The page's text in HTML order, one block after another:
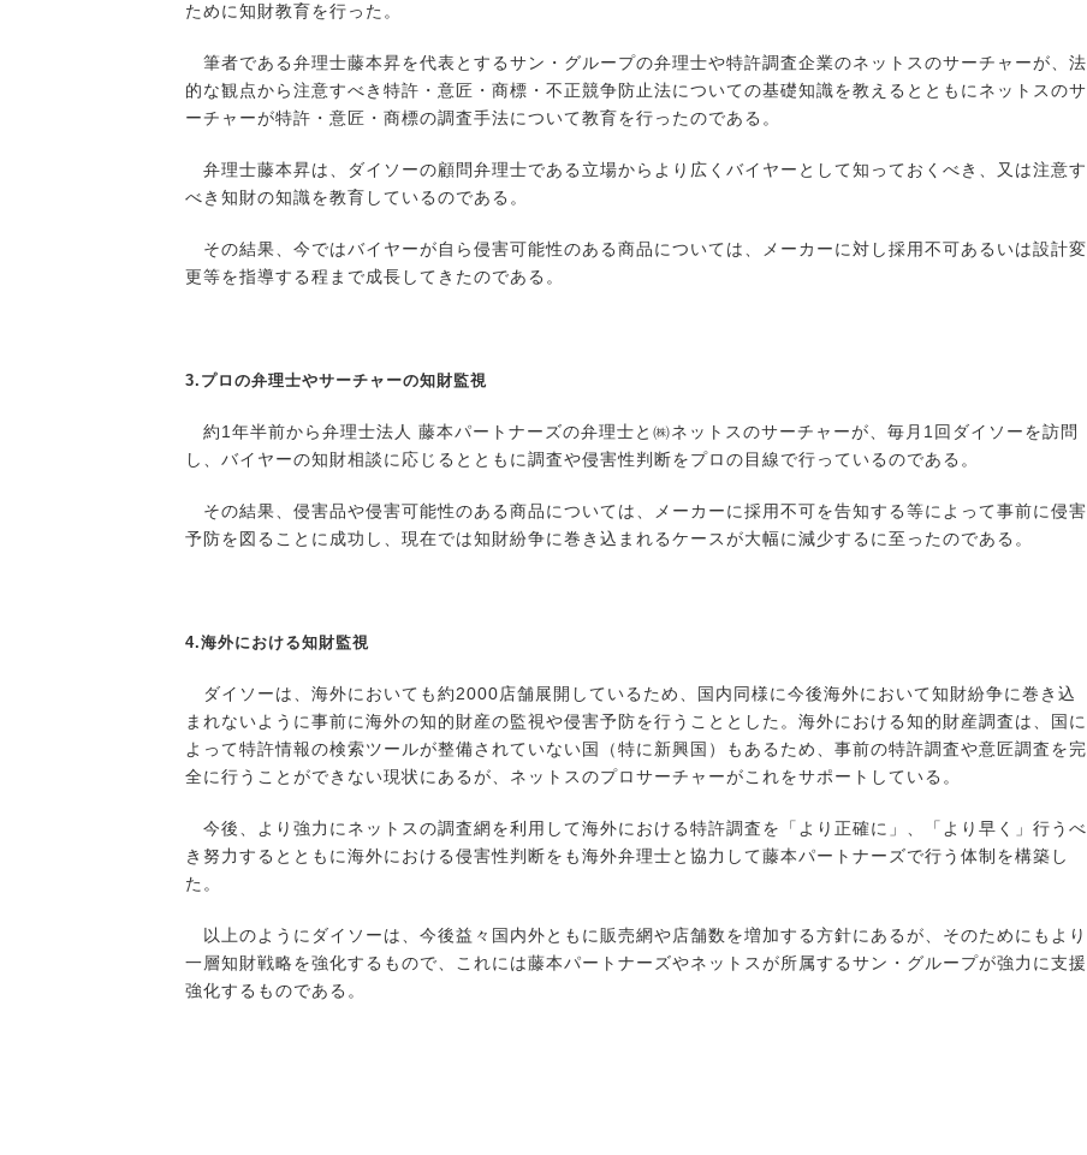
ために知財教育を行った。
筆者である弁理士藤本昇を代表とするサン・グループの弁理士や特許調査企業のネットスのサーチャーが、法
的な観点から注意すべき特許・意匠・商標・不正競争防止法についての基礎知識を教えるとともにネットスのサ
ーチャーが特許・意匠・商標の調査手法について教育を行ったのである。
弁理士藤本昇は、ダイソーの顧問弁理士である立場からより広くバイヤーとして知っておくべき、又は注意す
べき知財の知識を教育しているのである。
その結果、今ではバイヤーが自ら侵害可能性のある商品については、メーカーに対し採用不可あるいは設計変
更等を指導する程まで成長してきたのである。
3.プロの弁理士やサーチャーの知財監視
約1年半前から弁理士法人 藤本パートナーズの弁理士と㈱ネットスのサーチャーが、毎月1回ダイソーを訪問
し、バイヤーの知財相談に応じるとともに調査や侵害性判断をプロの目線で行っているのである。
その結果、侵害品や侵害可能性のある商品については、メーカーに採用不可を告知する等によって事前に侵害
予防を図ることに成功し、現在では知財紛争に巻き込まれるケースが大幅に減少するに至ったのである。
4.海外における知財監視
ダイソーは、海外においても約2000店舗展開しているため、国内同様に今後海外において知財紛争に巻き込
まれないように事前に海外の知的財産の監視や侵害予防を行うこととした。海外における知的財産調査は、国に
よって特許情報の検索ツールが整備されていない国（特に新興国）もあるため、事前の特許調査や意匠調査を完
全に行うことができない現状にあるが、ネットスのプロサーチャーがこれをサポートしている。
今後、より強力にネットスの調査網を利用して海外における特許調査を「より正確に」、「より早く」行うべ
き努力するとともに海外における侵害性判断をも海外弁理士と協力して藤本パートナーズで行う体制を構築し
た。
以上のようにダイソーは、今後益々国内外ともに販売網や店舗数を増加する方針にあるが、そのためにもより
一層知財戦略を強化するもので、これには藤本パートナーズやネットスが所属するサン・グループが強力に支援
強化するものである。